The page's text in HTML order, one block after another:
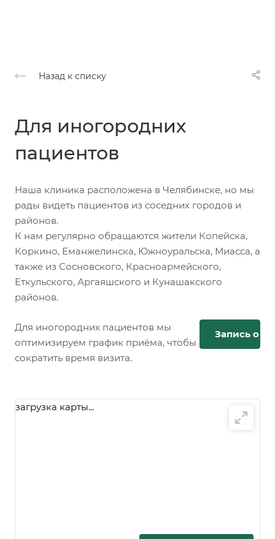
Назад к списку
Для иногородних
пациентов
Наша клиника расположена в Челябинске, но мы
рады видеть пациентов из соседних городов и
районов.
К нам регулярно обращаются жители Копейска,
Коркино, Еманжелинска, Южноуральска, Миасса, а
также из Сосновского, Красноармейского,
Еткульского, Аргаяшского и Кунашакского
районов.
Для иногородних пациентов мы
оптимизируем график приёма, чтобы
сократить время визита.
Запись
загрузка карты...